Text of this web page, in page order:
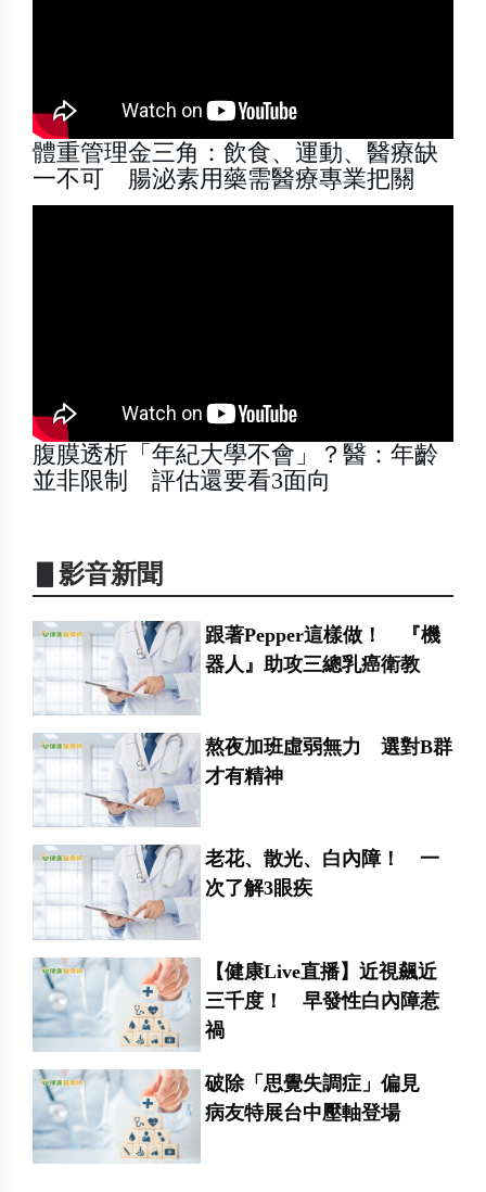
體重管理金三角：飲食、運動、醫療缺
一不可 腸泌素用藥需醫療專業把關
腹膜透析「年紀大學不會」？醫：年齡
並非限制 評估還要看3面向
▋影音新聞
跟著Pepper這樣做！ 『機
器人』助攻三總乳癌衛教
熬夜加班虛弱無力 選對B群
才有精神
老花、散光、白內障！ 一
次了解3眼疾
【健康Live直播】近視飆近
三千度！ 早發性白內障惹
禍
破除「思覺失調症」偏見
病友特展台中壓軸登場